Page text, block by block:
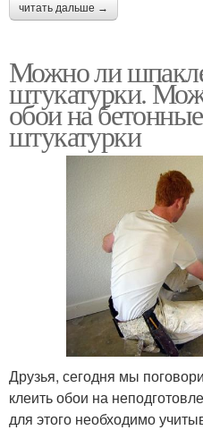
читать дальше →
Можно ли
штукатурки.
обои на
штукатурки
Друзья, сегодня мы
клеить обои на
для этого необходимо